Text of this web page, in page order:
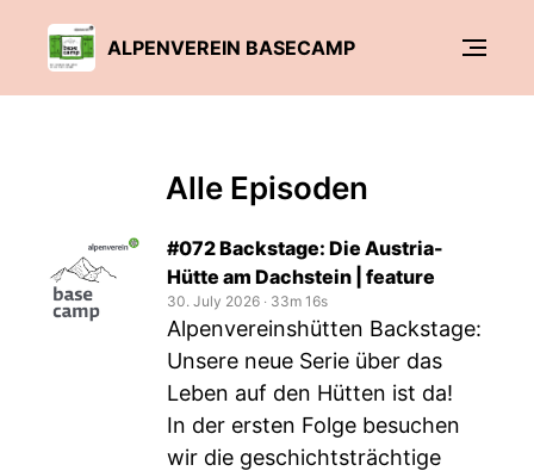
ALPENVEREIN BASECAMP
Alle Episoden
#072 Backstage: Die Austria-
Hütte am Dachstein | feature
30. July 2026 ‧ 33m 16s
Alpenvereinshütten Backstage:
Unsere neue Serie über das
Leben auf den Hütten ist da!
In der ersten Folge besuchen
wir die geschichtsträchtige